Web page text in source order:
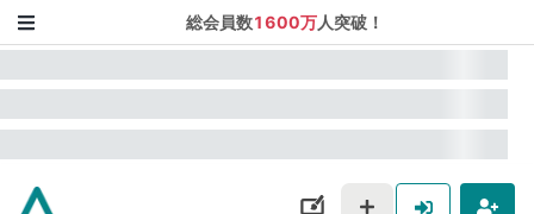
総会員数1600万人突破！